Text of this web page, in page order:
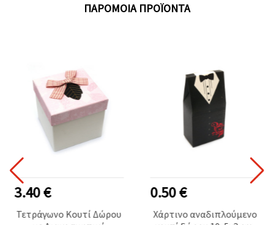
ΠΑΡΌΜΟΙΑ ΠΡΟΪΌΝΤΑ
3.40 €
Τετράγωνο Κουτί Δώρου
0.50 €
Χάρτινο αναδιπλούμενο